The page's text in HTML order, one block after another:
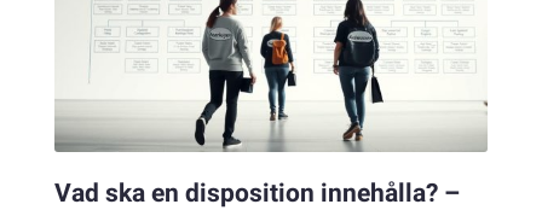
Vad ska en disposition innehålla? –